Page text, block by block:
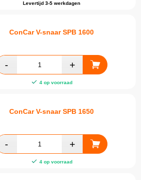
Levertijd 3-5 werkdagen
ConCar V-snaar SPB 1600
4 op voorraad
ConCar V-snaar SPB 1650
4 op voorraad